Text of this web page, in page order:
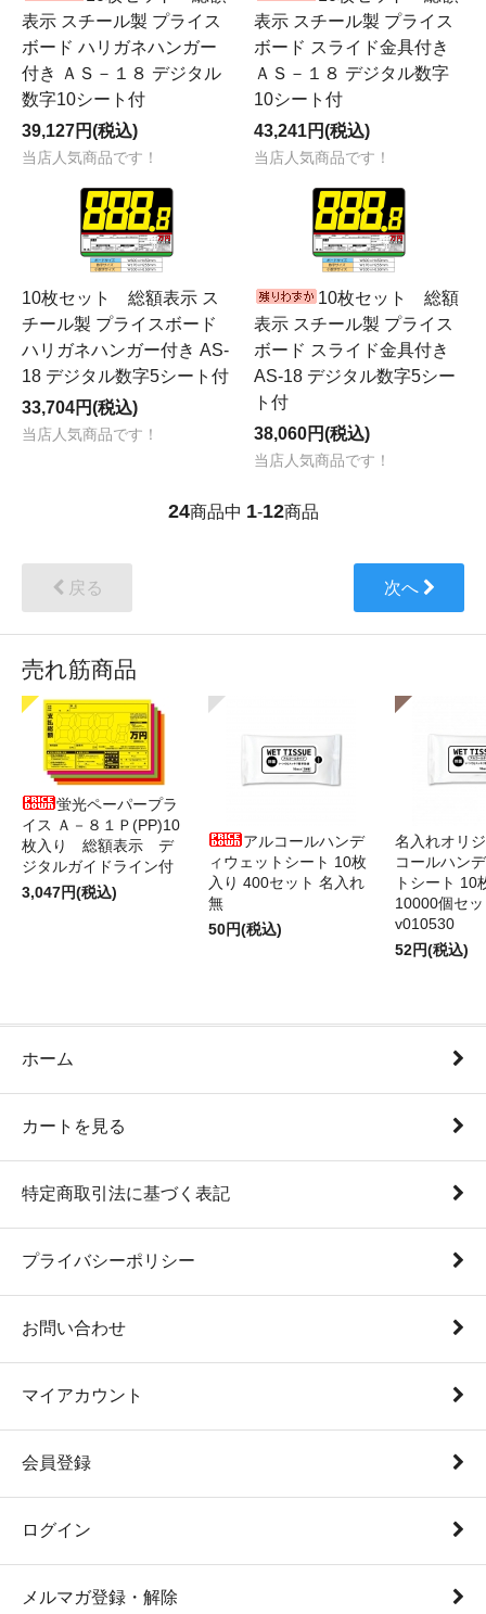
表示 スチール製 プライス
ボード ハリガネハンガー
付き ＡＳ－１８ デジタル
数字10シート付
39,127円(税込)
当店人気商品です！
表示 スチール製 プライス
ボード スライド金具付き
ＡＳ－１８ デジタル数字
10シート付
43,241円(税込)
当店人気商品です！
10枚セット 総額表示 ス
チール製 プライスボード
ハリガネハンガー付き AS-
18 デジタル数字5シート付
33,704円(税込)
当店人気商品です！
10枚セット 総額
表示 スチール製 プライス
ボード スライド金具付き
AS-18 デジタル数字5シー
ト付
38,060円(税込)
当店人気商品です！
24商品中 1-12商品
戻る 次へ
売れ筋商品
蛍光ペーパープラ
イス Ａ－８１Ｐ(PP)10
枚入り 総額表示 デ
ジタルガイドライン付
3,047円(税込)
アルコールハンデ
ィウェットシート 10枚
入り 400セット 名入れ
無
50円(税込)
名入れオリ
コールハン
トシート 10
10000個セ
v010530
52円(税込)
ホーム
カートを見る
特定商取引法に基づく表記
プライバシーポリシー
お問い合わせ
マイアカウント
会員登録
ログイン
メルマガ登録・解除